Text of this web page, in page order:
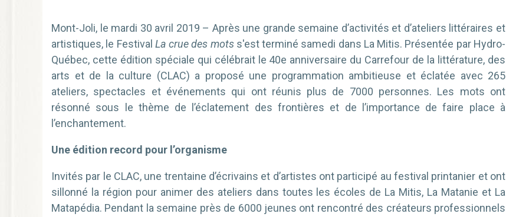
Mont-Joli, le mardi 30 avril 2019 – Après une grande semaine d’activités et d’ateliers littéraires et
artistiques, le Festival La crue des motss'est terminé samedi dans La Mitis. Présentée par Hydro-
Québec, cette édition spéciale qui célébrait le 40e anniversaire du Carrefour de la littérature, des
arts et de la culture (CLAC) a proposé une programmation ambitieuse et éclatée avec 265
ateliers, spectacles et événements qui ont réunis plus de 7000 personnes. Les mots ont
résonné sous le thème de l’éclatement des frontières et de l’importance de faire place à
l’enchantement.
Une édition record pour l’organisme
Invités par le CLAC, une trentaine d’écrivains et d’artistes ont participé au festival printanier et ont
sillonné la région pour animer des ateliers dans toutes les écoles de La Mitis, La Matanie et La
Matapédia. Pendant la semaine près de 6000 jeunes ont rencontré des créateurs professionnels